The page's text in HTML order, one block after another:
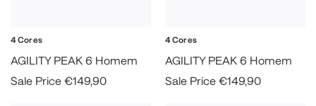
4 Cores
AGILITY PEAK 6 Homem
Sale Price €149,90
4 Cores
AGILITY PEAK 6 Homem
Sale Price €149,90